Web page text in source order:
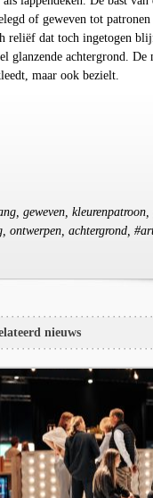
of geweven tot
reliëf dat toch ingetogen
glanzende achtergrond.
maar ook bezielt.
geweven,
ontwerpen, achtergrond,
nieuws